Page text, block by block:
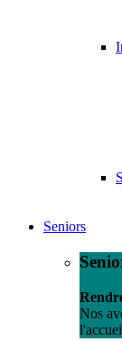
Seniors
Nos